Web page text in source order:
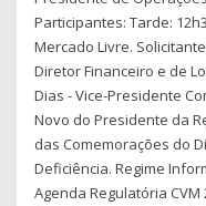
Participantes: Tarde:
Mercado Livre.
Diretor Financeiro e de
Dias - Vice-Presidente
Novo do Presidente da
das Comemorações do
Deficiência. Regime
Agenda Regulatória